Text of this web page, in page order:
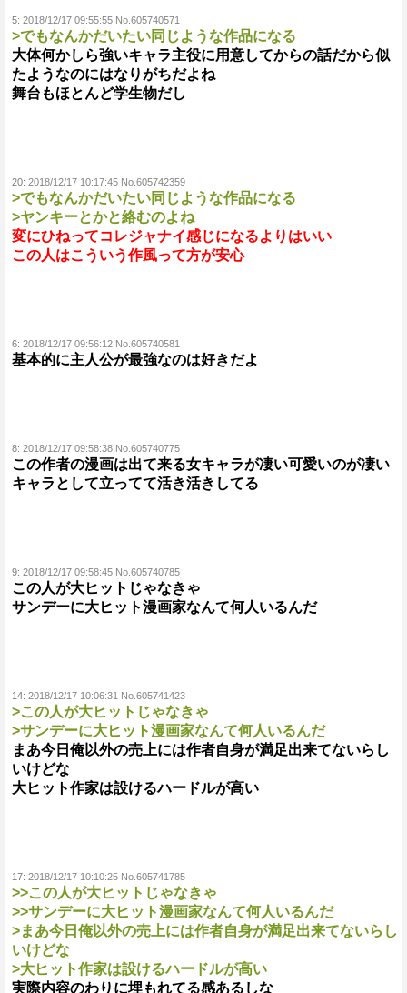
5: 2018/12/17 09:55:55 No.605740571
>でもなんかだいたい同じような作品になる
大体何かしら強いキャラ主役に用意してからの話だから似
たようなのにはなりがちだよね
舞台もほとんど学生物だし
20: 2018/12/17 10:17:45 No.605742359
>でもなんかだいたい同じような作品になる
>ヤンキーとかと絡むのよね
変にひねってコレジャナイ感じになるよりはいい
この人はこういう作風って方が安心
6: 2018/12/17 09:56:12 No.605740581
基本的に主人公が最強なのは好きだよ
8: 2018/12/17 09:58:38 No.605740775
この作者の漫画は出て来る女キャラが凄い可愛いのが凄い
キャラとして立ってて活き活きしてる
9: 2018/12/17 09:58:45 No.605740785
この人が大ヒットじゃなきゃ
サンデーに大ヒット漫画家なんて何人いるんだ
14: 2018/12/17 10:06:31 No.605741423
>この人が大ヒットじゃなきゃ
>サンデーに大ヒット漫画家なんて何人いるんだ
まあ今日俺以外の売上には作者自身が満足出来てないらし
いけどな
大ヒット作家は設けるハードルが高い
17: 2018/12/17 10:10:25 No.605741785
>>この人が大ヒットじゃなきゃ
>>サンデーに大ヒット漫画家なんて何人いるんだ
>まあ今日俺以外の売上には作者自身が満足出来てないらし
いけどな
>大ヒット作家は設けるハードルが高い
実際内容のわりに埋もれてる感あるしな